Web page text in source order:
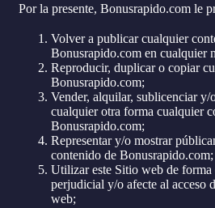
Por la presente, Bonusrapido.com le
Volver a publicar cualquier
Bonusrapido.com en cualquier
Reproducir, duplicar o copiar
Bonusrapido.com;
Vender, alquilar, sublicenciar y/
cualquier otra forma cualquier
Bonusrapido.com;
Representar y/o mostrar
contenido de Bonusrapido.com;
Utilizar este Sitio web de forma
perjudicial y/o afecte al acceso
web;